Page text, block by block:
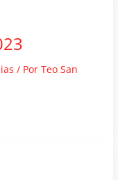
/ Por Teo San